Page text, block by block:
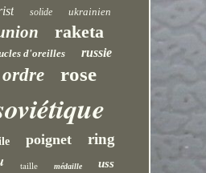
solide ukrainien
raketa
d'oreilles russie
ordre rose
poignet ring
taille médaille uss